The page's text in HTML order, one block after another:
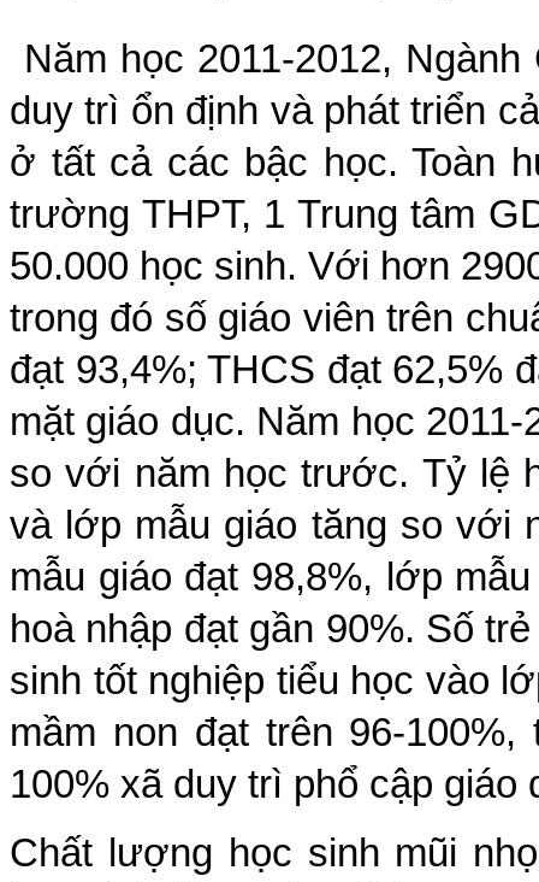
Năm học 2011-2012,
duy trì ổn định và phát triển
ở tất cả các bậc học. Toàn
trường THPT, 1 Trung tâm
50.000 học sinh. Với hơn
trong đó số giáo viên trên
đạt 93,4%; THCS đạt 62,5%
mặt giáo dục. Năm học
so với năm học trước. Tỷ lệ
và lớp mẫu giáo tăng so với
mẫu giáo đạt 98,8%, lớp
hoà nhập đạt gần 90%. Số
sinh tốt nghiệp tiểu học vào
mầm non đạt trên 96-
100% xã duy trì phổ cập
Chất lượng học sinh mũi